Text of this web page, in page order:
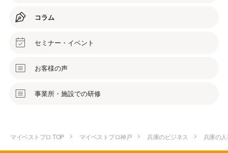
コラム
セミナー・イベント
お客様の声
事業所・施設での研修
マイベストプロ TOP マイベストプロ神戸 兵庫のビジネス 兵庫の